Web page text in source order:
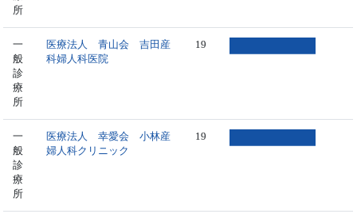
所
一
般
診
療
所
医療法人 青山会 吉田産
科婦人科医院
19
一
般
診
療
所
医療法人 幸愛会 小林産
婦人科クリニック
19